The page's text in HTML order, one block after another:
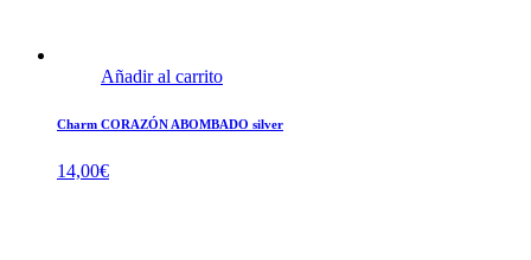
Añadir al carrito
Charm CORAZÓN ABOMBADO silver
14,00€